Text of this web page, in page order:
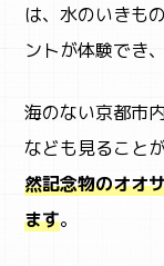
は、水のいきも
ントが体験でき
海のない京都市
なども見ること
然記念物のオオ
ます。